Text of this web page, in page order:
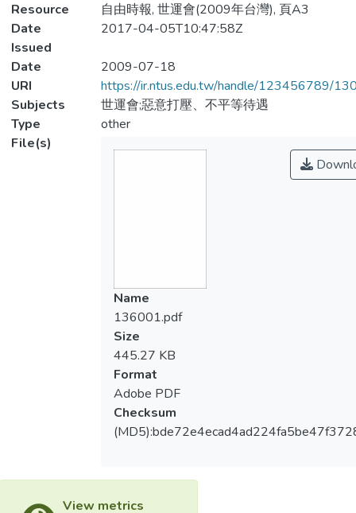
Resource
自由時報, 世運會(2009年台灣), 頁A3
Date
Issued
2017-04-05T10:47:58Z
Date
2009-07-18
URI
https://ir.ntus.edu.tw/handle/123456789/
Subjects
世運會;惡意打壓、不平等待遇
Type
other
File(s)
Name
136001.pdf
Size
445.27 KB
Format
Adobe PDF
Checksum
View metrics